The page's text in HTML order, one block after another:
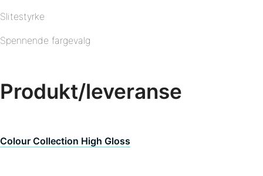
Slitestyrke
Spennende fargevalg
Produkt/leveranse
Colour Collection High Gloss